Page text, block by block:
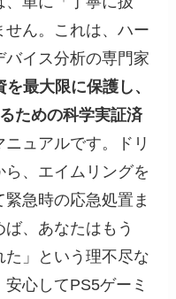
せん。これは、ハー
バイス分析の専門家
最大限に保護し、
ための科学実証済
ュアルです。ドリ
、エイムリングを
急時の応急処置ま
、あなたはもう
た」という理不尽な
心してPS5ゲーミ